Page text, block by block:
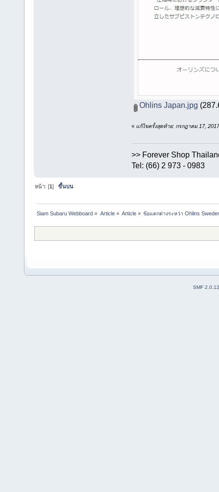
Ohlins Japan.jpg
« แก้ไขครั้งสุดท้าย: กรกฎาคม 17,
>> Forever Shop
Tel: (66) 2 973 - 0983
หน้า: [1]ขึ้นบน
Siam Subaru Webboard » Article» Article» ข้อแตกต่างระหว่า Ohlins
SMF 2.0.12